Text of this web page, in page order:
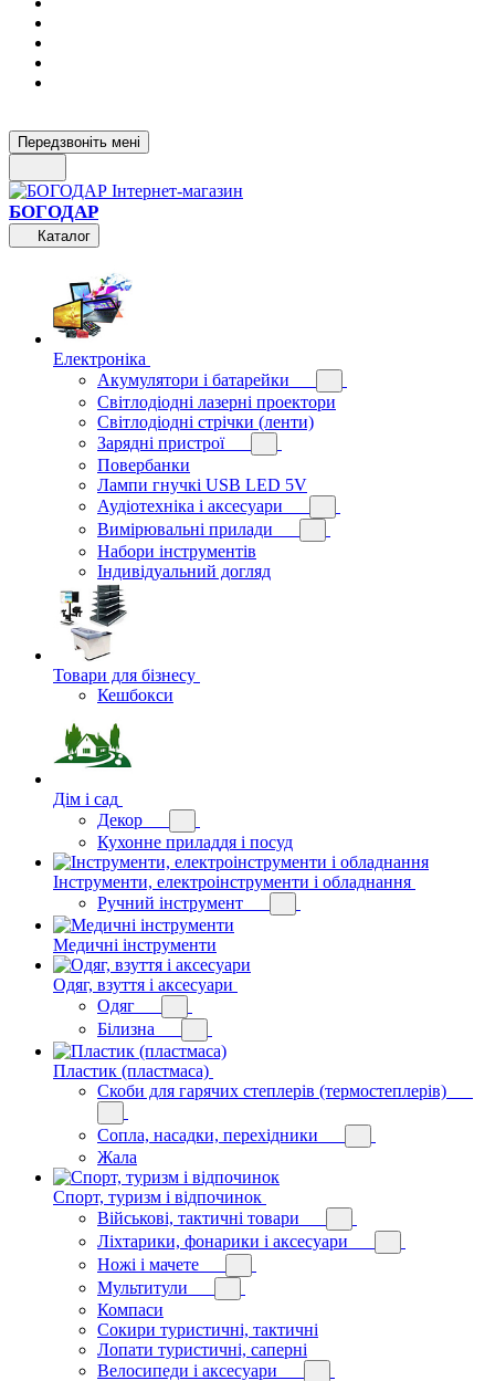
Передзвоніть мені
БОГОДАР
Каталог
Електроніка
Акумулятори і батарейки
Світлодіодні лазерні проектори
Світлодіодні стрічки (ленти)
Зарядні пристрої
Повербанки
Лампи гнучкі USB LED 5V
Аудіотехніка і аксесуари
Вимірювальні прилади
Набори інструментів
Індивідуальний догляд
Товари для бізнесу
Кешбокси
Дім і сад
Декор
Кухонне приладдя і посуд
Інструменти, електроінструменти і обладнання
Ручний інструмент
Медичні інструменти
Одяг, взуття і аксесуари
Одяг
Білизна
Пластик (пластмаса)
Скоби для гарячих степлерів (термостеплерів)
Сопла, насадки, перехідники
Жала
Спорт, туризм і відпочинок
Військові, тактичні товари
Ліхтарики, фонарики і аксесуари
Ножі і мачете
Мультитули
Компаси
Сокири туристичні, тактичні
Лопати туристичні, саперні
Велосипеди і аксесуари